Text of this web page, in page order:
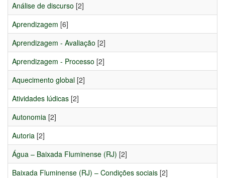
Análise de discurso [2]
Aprendizagem [6]
Aprendizagem - Avaliação [2]
Aprendizagem - Processo [2]
Aquecimento global [2]
Atividades lúdicas [2]
Autonomia [2]
Autoria [2]
Água – Baixada Fluminense (RJ) [2]
Baixada Fluminense (RJ) – Condições sociais [2]